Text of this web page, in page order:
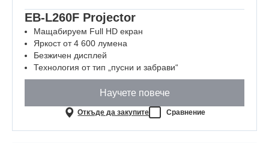
EB-L260F Projector
Мащабируем Full HD екран
Яркост от 4 600 лумена
Безжичен дисплей
Технология от тип „пусни и забрави“
Научете повече
Откъде да закупите Сравнение